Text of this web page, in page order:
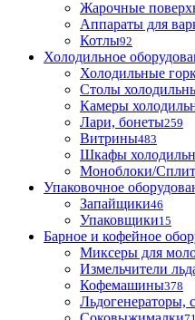
Жарочные
Аппараты для
Котлы92
Холодильное
Холодильные
Столы
Камеры
Лари, бонеты259
Витрины483
Шкафы
Моноблоки/
Упаковочное
Запайщики46
Упаковщики15
Барное и кофейное
Миксеры для
Измельчители
Кофемашины378
Льдогенераторы,